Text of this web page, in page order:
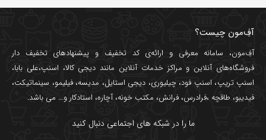
آفِ‌مون چیست؟
آفِ‌مون، سامانه معرفی و ارائه‌یکد تخفیف و پیشنهادهای تخفیف دار
فروشگاه‌های آنلاین و مراکز خدمات آنلاین مانند دیجی کالا، اسنپ،علی بابا،
اسنپ تریپ، اسنپ فود،چیلیوری، دیجی استایل، مدیسه،فیلیمو، سینماتیکت،
فیدیبو، طاقچه ،فرادرس، فرانش، مکتب خونه،آچاره، استادکار و... می باشد.
ما را در شبکه های اجتماعی دنبال کنید